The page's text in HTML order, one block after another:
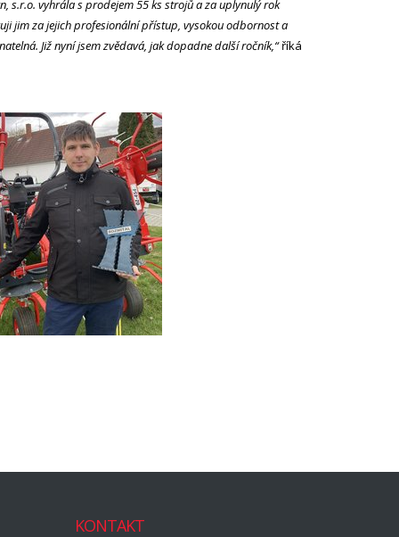
s.r.o. vyhrála s prodejem 55 ks strojů a za uplynulý rok
jim za jejich profesionální přístup, vysokou odbornost a
Již nyní jsem zvědavá, jak dopadne další ročník,“říká
KONTAKT